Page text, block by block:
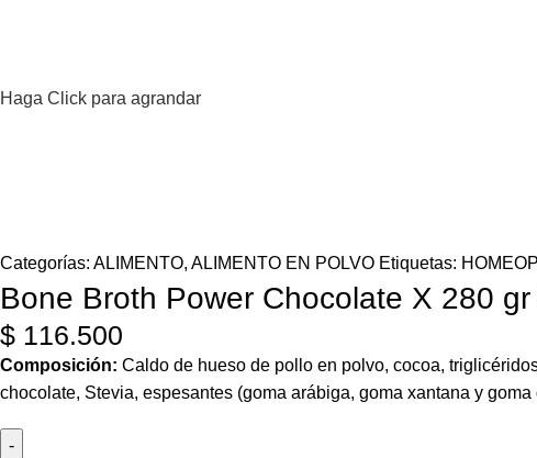
Haga Click para agrandar
Categorías: ALIMENTO, ALIMENTO EN POLVO Etiquetas:
Bone Broth Power Chocolate X 280
$ 116.500
Composición: Caldo de hueso de pollo en polvo, cocoa,
chocolate, Stevia, espesantes (goma arábiga, goma xantana y